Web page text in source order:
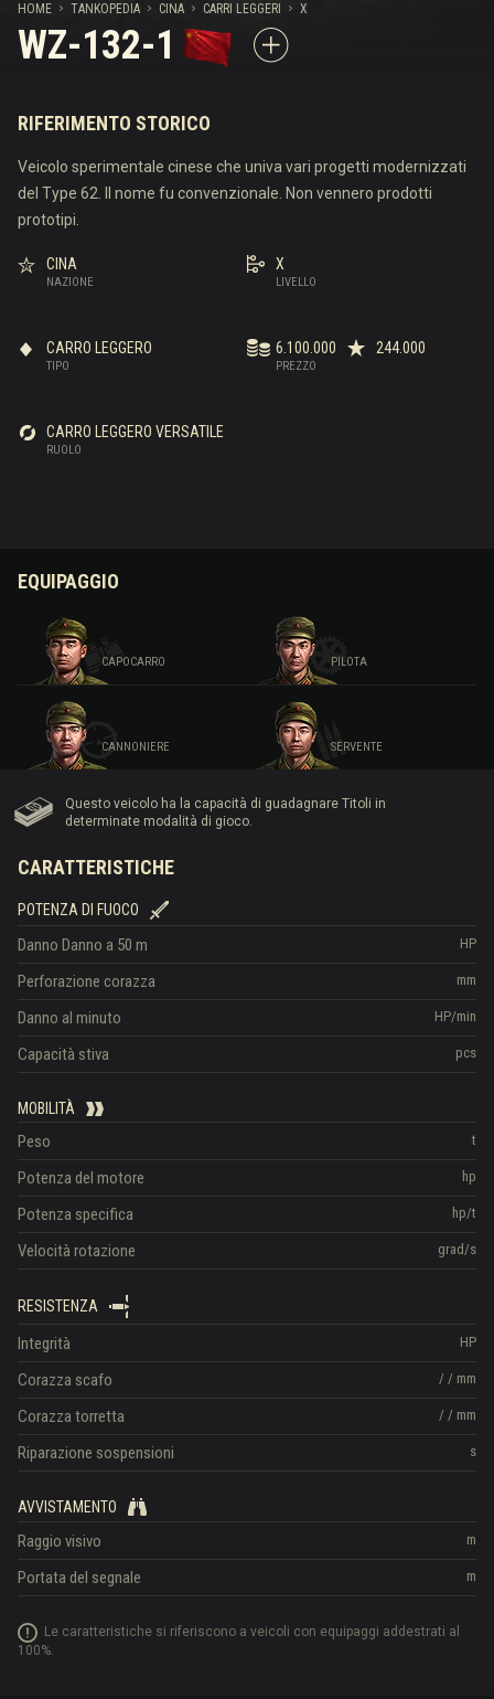
HOME TANKOPEDIA CINA CARRI LEGGERI X
WZ-132-1
RIFERIMENTO STORICO
Veicolo sperimentale cinese che univa vari progetti modernizzati
del Type 62. Il nome fu convenzionale. Non vennero prodotti
prototipi.
NAZIONE
CINA
LIVELLO
X
TIPO
CARRO LEGGERO
PREZZO
6.100.000 244.000
RUOLO
CARRO LEGGERO VERSATILE
EQUIPAGGIO
CAPOCARRO PILOTA
CANNONIERE SERVENTE
Questo veicolo ha la capacità di guadagnare Titoli in
determinate modalità di gioco.
CARATTERISTICHE
POTENZA DI FUOCO
HP
Danno Danno a 50 m
mm
Perforazione corazza
HP/min
Danno al minuto
pcs
Capacità stiva
MOBILITÀ
t
Peso
hp
Potenza del motore
hp/t
Potenza specifica
grad/s
Velocità rotazione
RESISTENZA
HP
Integrità
/ / mm
Corazza scafo
/ / mm
Corazza torretta
s
Riparazione sospensioni
AVVISTAMENTO
m
Raggio visivo
m
Portata del segnale
Le caratteristiche si riferiscono a veicoli con equipaggi addestrati al
100%.